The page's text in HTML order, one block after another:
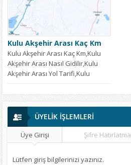
Kulu Akşehir Arası Kaç Km
Kulu Akşehir Arası Kaç Km,Kulu
Akşehir Arası Nasıl Gidilir,Kulu
Akşehir Arası Yol Tarifi,Kulu
Akşehir Arası...
ÜYELİK İŞLEMLERİ
Üye Girişi Şifre Hatırlatma
Lütfen giriş bilgilerinizi yazınız.